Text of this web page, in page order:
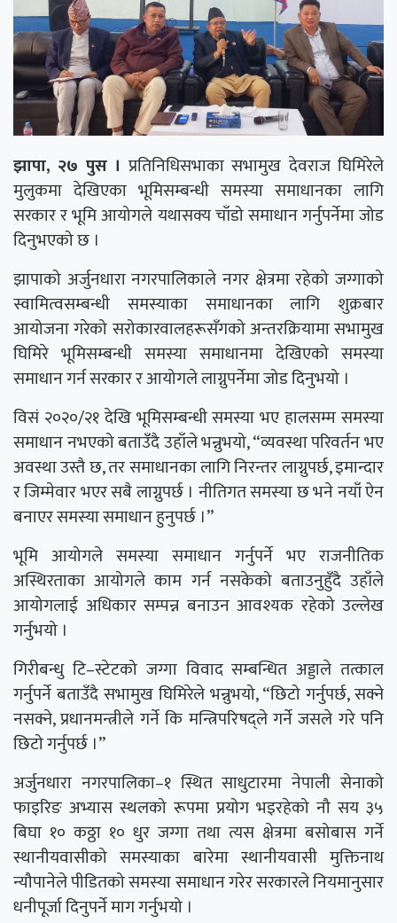
झापा, २७ पुस । प्रतिनिधिसभाका सभामुख देवराज घिमिरेले
मुलुकमा देखिएका भूमिसम्बन्धी समस्या समाधानका लागि
सरकार र भूमि आयोगले यथासक्य चाँडो समाधान गर्नुपर्नेमा जोड
दिनुभएको छ ।
झापाको अर्जुनधारा नगरपालिकाले नगर क्षेत्रमा रहेको जग्गाको
स्वामित्वसम्बन्धी समस्याका समाधानका लागि शुक्रबार
आयोजना गरेको सरोकारवालहरूसँगको अन्तरक्रियामा सभामुख
घिमिरे भूमिसम्बन्धी समस्या समाधानमा देखिएको समस्या
समाधान गर्न सरकार र आयोगले लाग्नुपर्नेमा जोड दिनुभयो ।
विसं २०२०/२१ देखि भूमिसम्बन्धी समस्या भए हालसम्म समस्या
समाधान नभएको बताउँदै उहाँले भन्नुभयो, “व्यवस्था परिवर्तन भए
अवस्था उस्तै छ, तर समाधानका लागि निरन्तर लाग्नुपर्छ, इमान्दार
र जिम्मेवार भएर सबै लाग्नुपर्छ । नीतिगत समस्या छ भने नयाँ ऐन
बनाएर समस्या समाधान हुनुपर्छ ।”
भूमि आयोगले समस्या समाधान गर्नुपर्ने भए राजनीतिक
अस्थिरताका आयोगले काम गर्न नसकेको बताउनुहुँदै उहाँले
आयोगलाई अधिकार सम्पन्न बनाउन आवश्यक रहेको उल्लेख
गर्नुभयो ।
गिरीबन्धु टि–स्टेटको जग्गा विवाद सम्बन्धित अड्डाले तत्काल
गर्नुपर्ने बताउँदै सभामुख घिमिरेले भन्नुभयो, “छिटो गर्नुपर्छ, सक्ने
नसक्ने, प्रधानमन्त्रीले गर्ने कि मन्त्रिपरिषद्ले गर्ने जसले गरे पनि
छिटो गर्नुपर्छ ।”
अर्जुनधारा नगरपालिका–१ स्थित साधुटारमा नेपाली सेनाको
फाइरिङ अभ्यास स्थलको रूपमा प्रयोग भइरहेको नौ सय ३५
बिघा १० कठ्ठा १० धुर जग्गा तथा त्यस क्षेत्रमा बसोबास गर्ने
स्थानीयवासीको समस्याका बारेमा स्थानीयवासी मुक्तिनाथ
न्यौपानेले पीडितको समस्या समाधान गरेर सरकारले नियमानुसार
धनीपूर्जा दिनुपर्ने माग गर्नुभयो ।